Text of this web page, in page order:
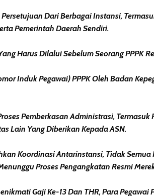
Dari Berbagai Instansi,
Pemerintah Daerah Sendiri.
Harus Dilalui Sebelum Seorang PPPK
Induk Pegawai) PPPK Oleh Badan
Pemberkasan Administrasi,
Lain Yang Diberikan Kepada ASN.
Koordinasi Antarinstansi, Tidak
Proses Pengangkatan Resmi
Gaji Ke-13 Dan THR, Para